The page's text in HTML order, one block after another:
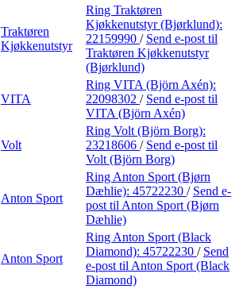
Traktøren
Kjøkkenutstyr
Ring Traktøren
Kjøkkenutstyr (Bjørklund):
22159990 / Send e-post til
Traktøren Kjøkkenutstyr
(Bjørklund)
VITA
Ring VITA (Björn Axén):
22098302 / Send e-post til
VITA (Björn Axén)
Volt
Ring Volt (Björn Borg):
23218606 / Send e-post til
Volt (Björn Borg)
Anton Sport
Ring Anton Sport (Bjørn
Dæhlie): 45722230 / Send e-
post til Anton Sport (Bjørn
Dæhlie)
Anton Sport
Ring Anton Sport (Black
Diamond): 45722230 / Send
e-post til Anton Sport (Black
Diamond)